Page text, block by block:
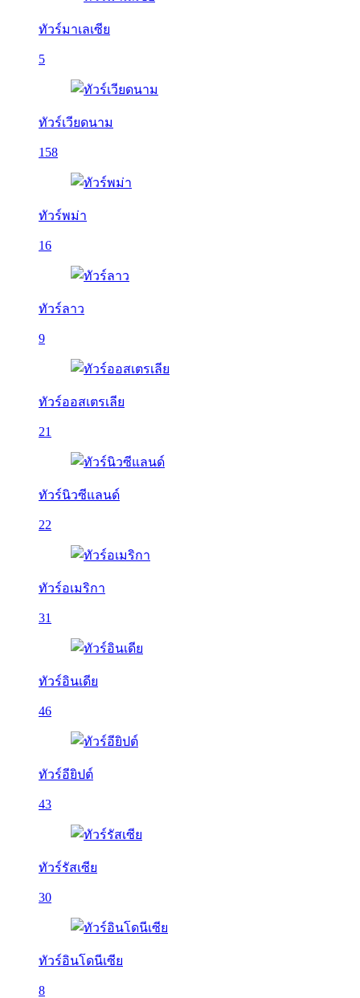
ทัวร์มาเลเซีย
5
ทัวร์เวียดนาม
158
ทัวร์พม่า
16
ทัวร์ลาว
9
ทัวร์ออสเตรเลีย
21
ทัวร์นิวซีแลนด์
22
ทัวร์อเมริกา
31
ทัวร์อินเดีย
46
ทัวร์อียิปต์
43
ทัวร์รัสเซีย
30
ทัวร์อินโดนีเซีย
8